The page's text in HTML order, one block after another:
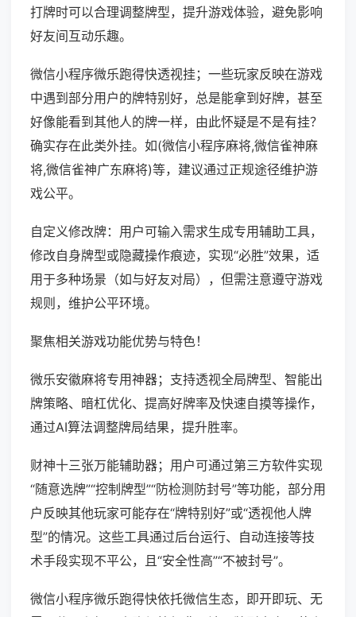
打牌时可以合理调整牌型，提升游戏体验，避免影响
好友间互动乐趣。
微信小程序微乐跑得快透视挂；一些玩家反映在游戏
中遇到部分用户的牌特别好，总是能拿到好牌，甚至
好像能看到其他人的牌一样，由此怀疑是不是有挂？
确实存在此类外挂。如(微信小程序麻将,微信雀神麻
将,微信雀神广东麻将)等，建议通过正规途径维护游
戏公平。
自定义修改牌：用户可输入需求生成专用辅助工具，
修改自身牌型或隐藏操作痕迹，实现“必胜”效果，适
用于多种场景（如与好友对局），但需注意遵守游戏
规则，维护公平环境。
聚焦相关游戏功能优势与特色！
微乐安徽麻将专用神器；支持透视全局牌型、智能出
牌策略、暗杠优化、提高好牌率及快速自摸等操作，
通过AI算法调整牌局结果，提升胜率。
财神十三张万能辅助器；用户可通过第三方软件实现
“随意选牌”“控制牌型”“防检测防封号”等功能，部分用
户反映其他玩家可能存在“牌特别好”或“透视他人牌
型”的情况。这些工具通过后台运行、自动连接等技
术手段实现不平公，且“安全性高”“不被封号”。
微信小程序微乐跑得快依托微信生态，即开即玩、无